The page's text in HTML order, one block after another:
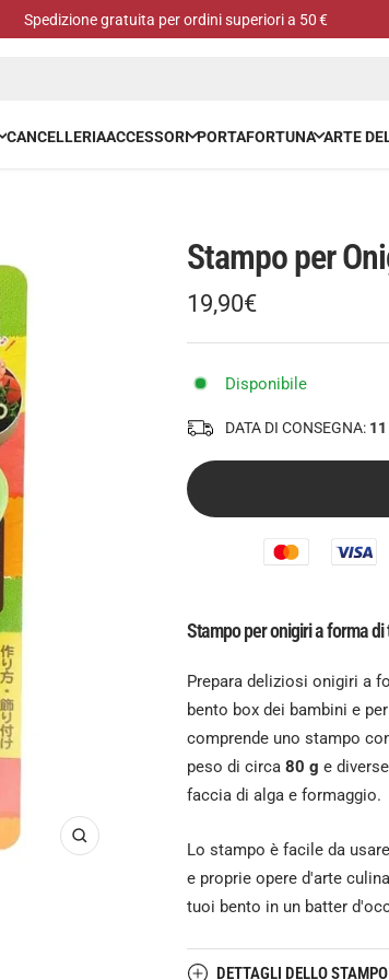
Spedizione gratuita per ordini superiori a 50 €
CANCELLERIAACCESSORI PORTAFORTUNA ARTE
Ingrandisci
Stampo per
Prezzo
di
vendita
19,90€
Disponibile
DATA DI CONSEGNA:
Stampo per onigiri a forma
Prepara deliziosi onigiri a
bento box dei bambini e
comprende uno stampo
peso di circa80 g e
faccia di alga e formaggio.
Lo stampo è facile da
e proprie opere d'arte
tuoi bento in un batter
DETTAGLI DELLO STAMPO